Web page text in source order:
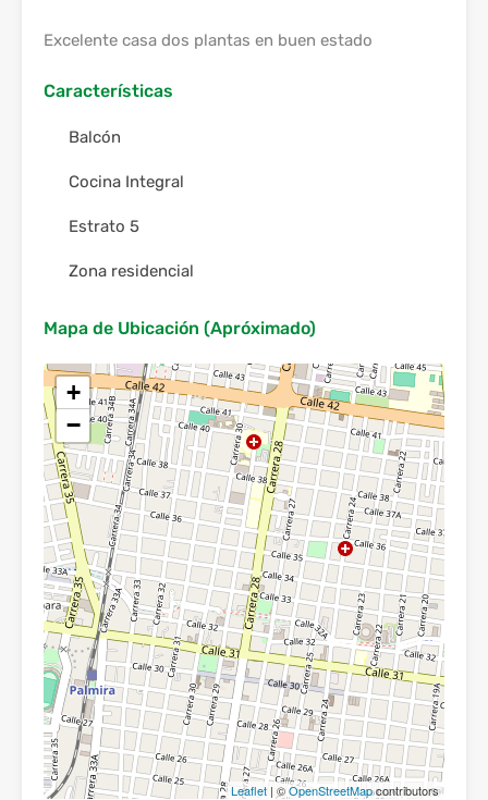
Excelente casa dos plantas en buen estado
Características
Balcón
Cocina Integral
Estrato 5
Zona residencial
Mapa de Ubicación (Apróximado)
+
−
Leaflet | ©OpenStreetMapcontributors